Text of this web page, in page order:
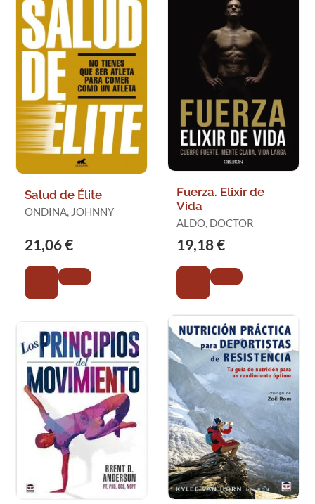
Salud de Élite
ONDINA, JOHNNY
21,06 €
Fuerza. Elixir de
Vida
ALDO, DOCTOR
19,18 €